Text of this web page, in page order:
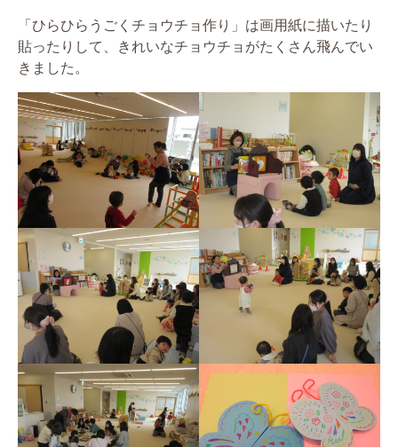
「ひらひらうごくチョウチョ作り」は画用紙に描いたり
貼ったりして、きれいなチョウチョがたくさん飛んでい
きました。